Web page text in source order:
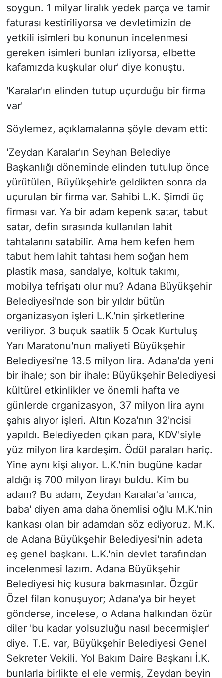
soygun. 1 milyar liralık yedek parça ve tamir
faturası kestiriliyorsa ve devletimizin de
yetkili isimleri bu konunun incelenmesi
gereken isimleri bunları izliyorsa, elbette
kafamızda kuşkular olur' diye konuştu.
'Karalar'ın elinden tutup uçurduğu bir firma
var'
Söylemez, açıklamalarına şöyle devam etti:
'Zeydan Karalar'ın Seyhan Belediye
Başkanlığı döneminde elinden tutulup önce
yürütülen, Büyükşehir'e geldikten sonra da
uçurulan bir firma var. Sahibi L.K. Şimdi üç
firması var. Ya bir adam kepenk satar, tabut
satar, defin sırasında kullanılan lahit
tahtalarını satabilir. Ama hem kefen hem
tabut hem lahit tahtası hem soğan hem
plastik masa, sandalye, koltuk takımı,
mobilya tefrişatı olur mu? Adana Büyükşehir
Belediyesi'nde son bir yıldır bütün
organizasyon işleri L.K.'nin şirketlerine
veriliyor. 3 buçuk saatlik 5 Ocak Kurtuluş
Yarı Maratonu'nun maliyeti Büyükşehir
Belediyesi'ne 13.5 milyon lira. Adana'da yeni
bir ihale; son bir ihale: Büyükşehir Belediyesi
kültürel etkinlikler ve önemli hafta ve
günlerde organizasyon, 37 milyon lira aynı
şahıs alıyor işleri. Altın Koza'nın 32'ncisi
yapıldı. Belediyeden çıkan para, KDV'siyle
yüz milyon lira kardeşim. Ödül paraları hariç.
Yine aynı kişi alıyor. L.K.'nin bugüne kadar
aldığı iş 700 milyon lirayı buldu. Kim bu
adam? Bu adam, Zeydan Karalar'a 'amca,
baba' diyen ama daha önemlisi oğlu M.K.'nin
kankası olan bir adamdan söz ediyoruz. M.K.
de Adana Büyükşehir Belediyesi'nin adeta
eş genel başkanı. L.K.'nin devlet tarafından
incelenmesi lazım. Adana Büyükşehir
Belediyesi hiç kusura bakmasınlar. Özgür
Özel filan konuşuyor; Adana'ya bir heyet
gönderse, incelese, o Adana halkından özür
diler 'bu kadar yolsuzluğu nasıl becermişler'
diye. T.E. var, Büyükşehir Belediyesi Genel
Sekreter Vekili. Yol Bakım Daire Başkanı İ.K.
bunlarla birlikte el ele vermiş, Zeydan beyin